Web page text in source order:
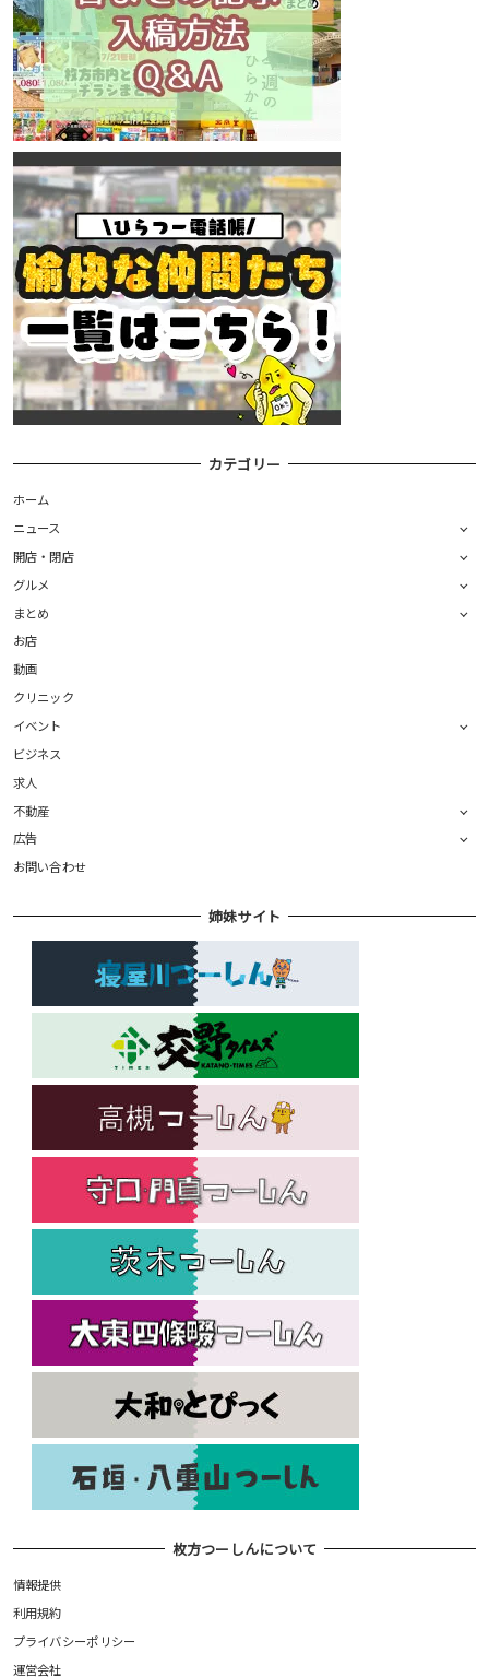
カテゴリー
ホーム
ニュース
開店・閉店
グルメ
まとめ
お店
動画
クリニック
イベント
ビジネス
求人
不動産
広告
お問い合わせ
姉妹サイト
枚方つーしんについて
情報提供
利用規約
プライバシーポリシー
運営会社